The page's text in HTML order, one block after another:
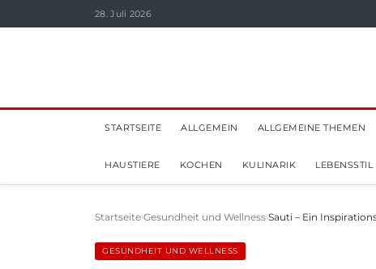
28. Juli 2026
STARTSEITE ALLGEMEIN ALLGEMEINE THEMEN
HAUSTIERE KOCHEN KULINARIK LEBENSSTIL
Startseite Gesundheit und Wellness Sauti – Ein
GESUNDHEIT UND WELLNESS